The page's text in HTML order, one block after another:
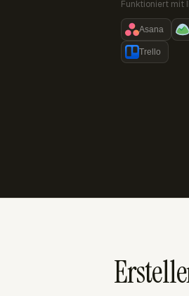
Funktioniert mit
Asana
Trello